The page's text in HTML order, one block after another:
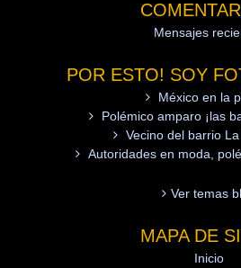
Mensajes
POR ESTO! SOY
México en la
Polémico amparo ¡las
Vecino del barrio
Autoridades en moda,
Ver temas
MAPA DE
Inicio